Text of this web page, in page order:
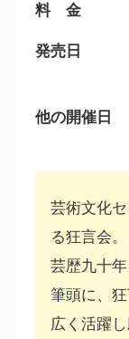
料 金
発売日
他の開催日
芸術文化
る狂言会。
芸歴九十
筆頭に、
広く活躍